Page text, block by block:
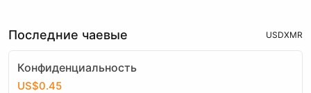
Последние чаевые USDXMR
Конфиденциальность
US$0.45